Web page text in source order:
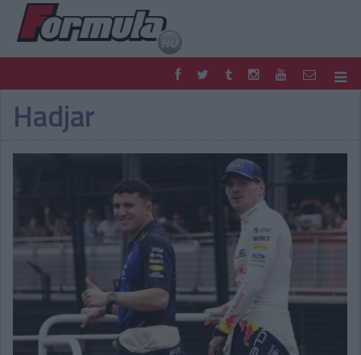
F1
FORMULA
TIPPJÁTÉK
DIGITÁLIS MAGAZIN
PONTÁLLÁSOK
VERSENYNAPTÁRAK
Hadjar